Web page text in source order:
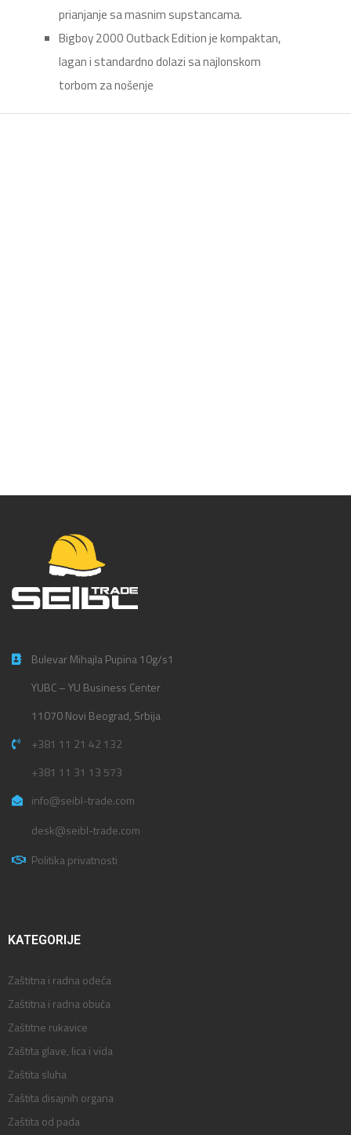
prianjanje sa masnim supstancama.
Bigboy 2000 Outback Edition je kompaktan,
lagan i standardno dolazi sa najlonskom
torbom za nošenje
Bulevar Mihajla Pupina 10g/s1
YUBC – YU Business Center
11070 Novi Beograd, Srbija
+381 11 21 42 132
+381 11 31 13 573
info@seibl-trade.com
desk@seibl-trade.com
Politika privatnosti
KATEGORIJE
Zaštitna i radna odeća
Zaštitna i radna obuća
Zaštitne rukavice
Zaštita glave, lica i vida
Zaštita sluha
Zaštita disajnih organa
Zaštita od pada